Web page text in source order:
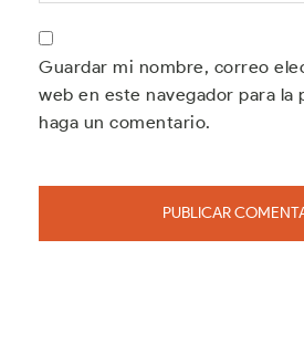
Guardar mi nombre, correo
web en este navegador para la
haga un comentario.